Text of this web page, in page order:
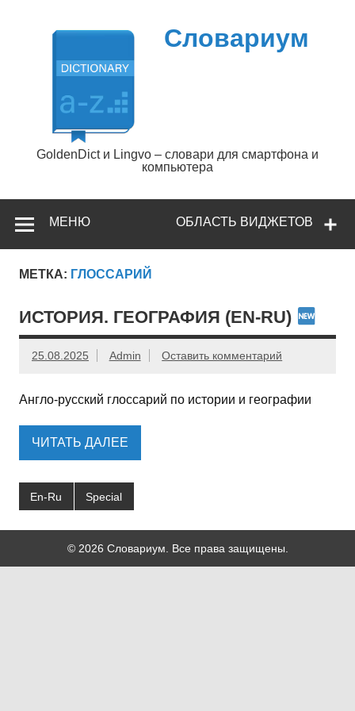
содержимому
Словариум
GoldenDict и Lingvo – словари для смартфона и
компьютера
ОБЛАСТЬ ВИДЖЕТОВ
МЕНЮ
МЕТКА: ГЛОССАРИЙ
ИСТОРИЯ. ГЕОГРАФИЯ (EN-RU)
25.08.2025 Admin Оставить комментарий
Англо-русский глоссарий по истории и географии
ЧИТАТЬ ДАЛЕЕ
En-Ru Special
© 2026 Словариум. Все права защищены.